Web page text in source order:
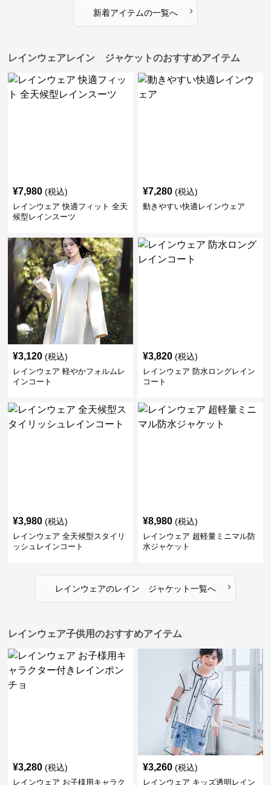
新着アイテムの一覧へ ›
レインウェアレイン ジャケットのおすすめアイテム
¥7,980 (税込)
レインウェア 快適フィット 全天
候型レインスーツ
¥7,280 (税込)
動きやすい快適レインウェア
¥3,120 (税込)
レインウェア 軽やかフォルムレ
インコート
¥3,820 (税込)
レインウェア 防水ロングレイン
コート
¥3,980 (税込)
レインウェア 全天候型スタイリ
ッシュレインコート
¥8,980 (税込)
レインウェア 超軽量ミニマル防
水ジャケット
レインウェアのレイン ジャケット一覧へ ›
レインウェア子供用のおすすめアイテム
¥3,280 (税込)
レインウェア お子様用キャラク
¥3,260 (税込)
レインウェア キッズ透明レイン